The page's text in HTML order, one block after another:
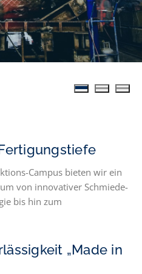
Campus bieten wir ein
von innovativer Schmiede-
bis hin zum
„Made in